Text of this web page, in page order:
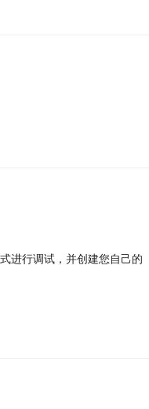
进行调试，并创建您自己的